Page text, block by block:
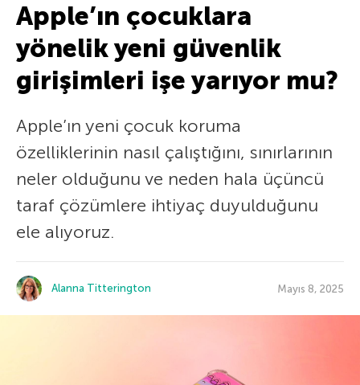
Apple’ın çocuklara
yönelik yeni güvenlik
girişimleri işe yarıyor mu?
Apple’ın yeni çocuk koruma
özelliklerinin nasıl çalıştığını, sınırlarının
neler olduğunu ve neden hala üçüncü
taraf çözümlere ihtiyaç duyulduğunu
ele alıyoruz.
Alanna Titterington Mayıs 8, 2025